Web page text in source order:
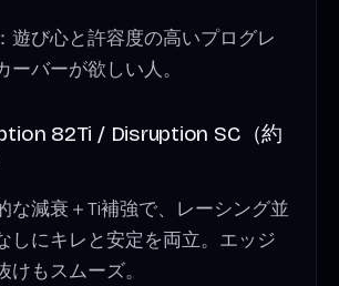
遊び心と許容度の高いプログレ
ーバーが欲しい人。
82Ti / Disruption SC（約
な減衰＋Ti補強で、レーシング並
しにキレと安定を両立。エッジ
けもスムーズ。